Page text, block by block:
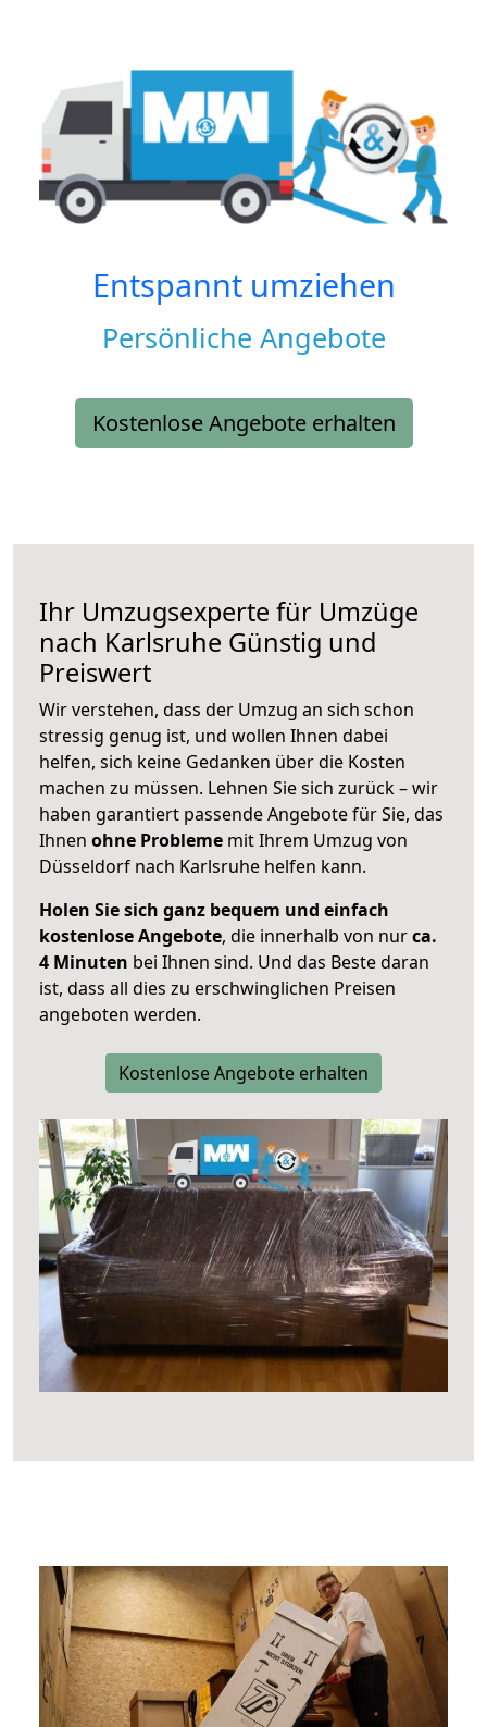
Entspannt umziehen
Persönliche Angebote
Kostenlose Angebote erhalten
Ihr Umzugsexperte für Umzüge
nach Karlsruhe Günstig und
Preiswert
Wir verstehen, dass der Umzug an sich schon
stressig genug ist, und wollen Ihnen dabei
helfen, sich keine Gedanken über die Kosten
machen zu müssen. Lehnen Sie sich zurück – wir
haben garantiert passende Angebote für Sie, das
Ihnen ohne Probleme mit Ihrem Umzug von
Düsseldorf nach Karlsruhe helfen kann.
Holen Sie sich ganz bequem und einfach
kostenlose Angebote, die innerhalb von nurca.
4 Minuten bei Ihnen sind. Und das Beste daran
ist, dass all dies zu erschwinglichen Preisen
angeboten werden.
Kostenlose Angebote erhalten